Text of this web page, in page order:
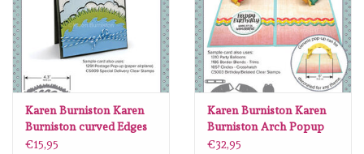
Karen Burniston Karen
Burniston curved Edges
1307
€15,95
Karen Burniston Karen
Burniston Arch Popup
1308
€32,95